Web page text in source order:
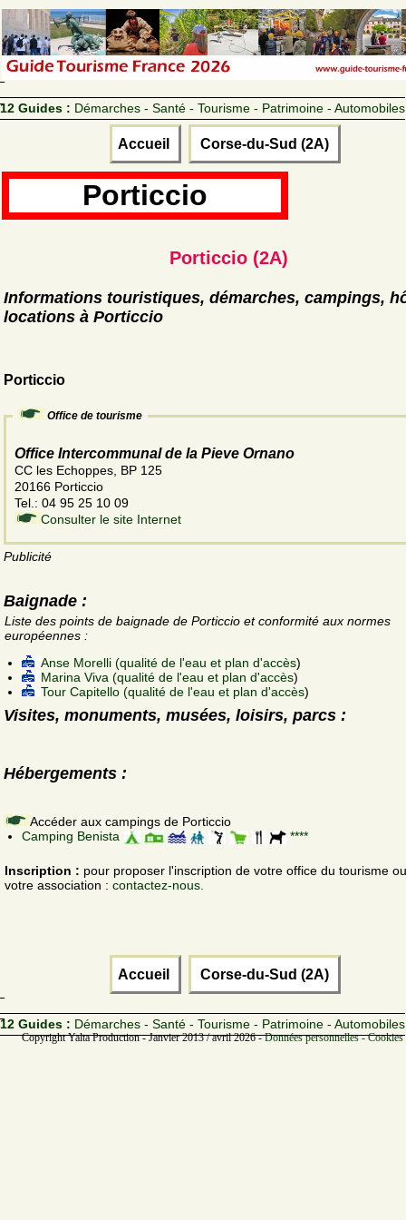
12 Guides : Démarches - Santé - Tourisme - Patrimoine - Automobiles
Accueil Corse-du-Sud (2A)
Porticcio
Porticcio (2A)
Informations touristiques, démarches, campings,
locations à Porticcio
Porticcio
Office de tourisme
Office Intercommunal de la Pieve Ornano
CC les Echoppes, BP 125
20166 Porticcio
Tel.: 04 95 25 10 09
Consulter le site Internet
Publicité
Baignade :
Liste des points de baignade de Porticcio et conformité aux normes
européennes :
Anse Morelli (qualité de l'eau et plan d'accès)
Marina Viva (qualité de l'eau et plan d'accès)
Tour Capitello (qualité de l'eau et plan d'accès)
Visites, monuments, musées, loisirs, parcs :
Hébergements :
Accéder aux campings de Porticcio
Camping Benista
****
Inscription : pour proposer l'inscription de votre office du tourisme
votre association : contactez-nous.
Accueil Corse-du-Sud (2A)
12 Guides : Démarches - Santé - Tourisme - Patrimoine - Automobiles
Copyright Yalta Production - Janvier 2013 / avril 2026 -Données personnelles -